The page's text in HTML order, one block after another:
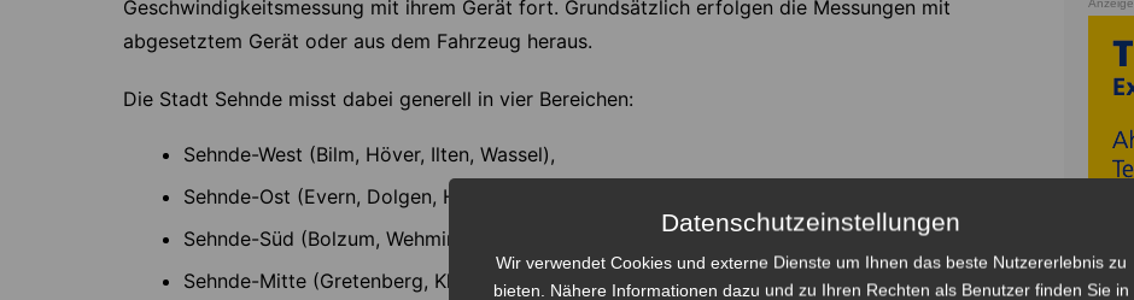
Geschwindigkeitsmessung mit ihrem Gerät fort. Grundsätzlich erfolgen die Messungen mit
abgesetztem Gerät oder aus dem Fahrzeug heraus.
Die Stadt Sehnde misst dabei generell in vier Bereichen:
Sehnde-West (Bilm, Höver, Ilten, Wassel),
Sehnde-Ost (Evern, Dolgen, Haimar, Rethmar),
Sehnde-Süd (Bolzum, Wehmingen, Müllingen-Wirringen) und
Sehnde-Mitte (Gretenberg, Klein Lobke, Sehnde)
Datenschutzeinstellungen
Wir verwendet Cookies und externe Dienste um Ihnen das beste Nutzererlebnis zu
bieten. Nähere Informationen dazu und zu Ihren Rechten als Benutzer finden Sie in